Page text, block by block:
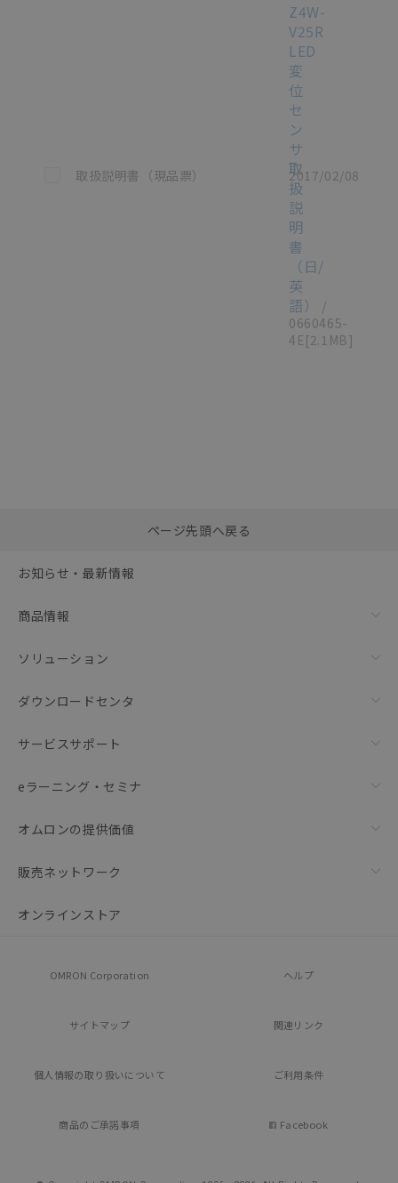
この資料を選択
取扱説明書（現品票）
Z4W-
V25R
LED
変
位
セ
ン
サ
取
扱
説
明
書
（日/
英
語）
/
0660465-
4E[2.1MB]
2017/02/08
括ダウンロード
ページ先頭へ戻る
お知らせ・最新情報
商品情報
ソリューション
ダウンロードセンタ
サービスサポート
eラーニング・セミナ
オムロンの提供価値
販売ネットワーク
オンラインストア
OMRON Corporation ヘルプ
サイトマップ 関連リンク
個人情報の取り扱いについて ご利用条件
商品のご承諾事項 Facebook